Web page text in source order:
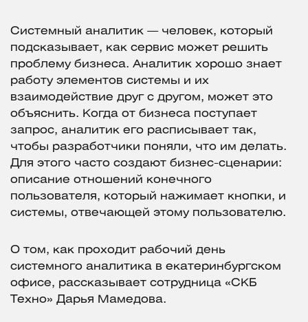
Системный аналитик — человек, который
подсказывает, как сервис может решить
проблему бизнеса. Аналитик хорошо знает
работу элементов системы и их
взаимодействие друг с другом, может это
объяснить. Когда от бизнеса поступает
запрос, аналитик его расписывает так,
чтобы разработчики поняли, что им делать.
Для этого часто создают бизнес-сценарии:
описание отношений конечного
пользователя, который нажимает кнопки, и
системы, отвечающей этому пользователю.
О том, как проходит рабочий день
системного аналитика в екатеринбургском
офисе, рассказывает сотрудница «СКБ
Техно» Дарья Мамедова.